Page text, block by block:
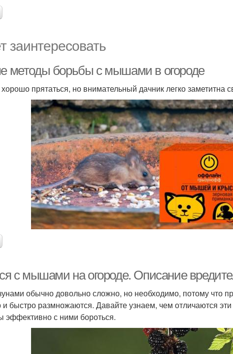
заинтересовать
методы борьбы с мышами в огороде
прятаться, но внимательный дачник легко заметитна
с мышами на огороде. Описание
обычно довольно сложно, но необходимо, потому что
и быстро размножаются. Давайте узнаем, чем отличаются
эффективно с ними бороться.